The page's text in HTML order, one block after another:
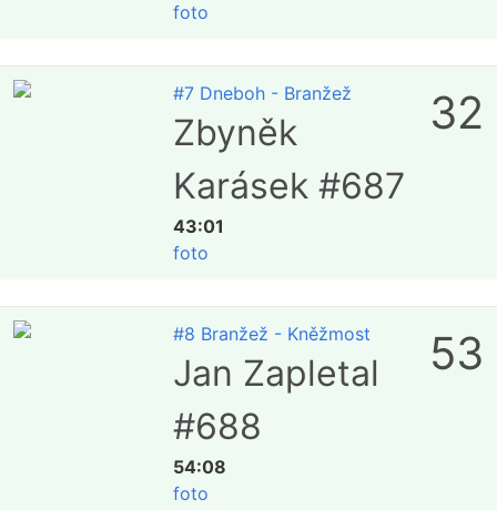
foto
#7 Dneboh - Branžež
Zbyněk
Karásek #687
43:01
foto
32
#8 Branžež - Kněžmost
Jan Zapletal
#688
54:08
foto
53